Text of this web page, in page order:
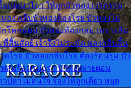
เปลมาไกว ให้ลูกบัวทอง เวรกรรม
อง กลีบบัวทองต้องโรย บัวทองไม่
กโคลนตม บัวทองท้องกลม เพราะลืม
สิ้นสัตย์ เจ้าจึงไม่ระมัด หลงกลิ่นลิ้น
ดโรย บัวทองกลีบโรย ต้องร้อนรุม บัว
สุมร้อนรุมอุรา บัวทองผ่ายผอม
ปลาไม่สนใจ ร้องไห้ลูกเดียว หยุด